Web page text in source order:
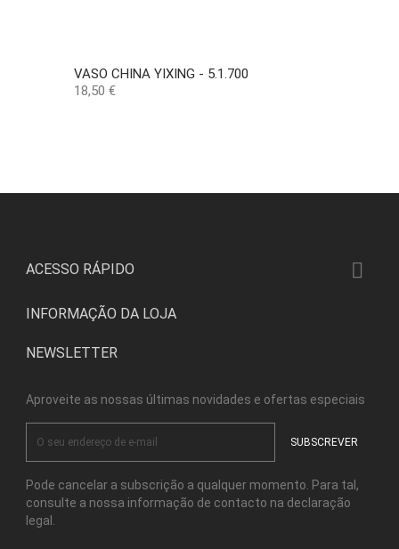
VASO CHINA YIXING - 5.1.700
Preço
18,50 €
ACESSO RÁPIDO 
INFORMAÇÃO DA LOJA
NEWSLETTER
Aproveite as nossas últimas novidades e ofertas especiais
Pode cancelar a subscrição a qualquer momento. Para tal,
consulte a nossa informação de contacto na declaração
legal.